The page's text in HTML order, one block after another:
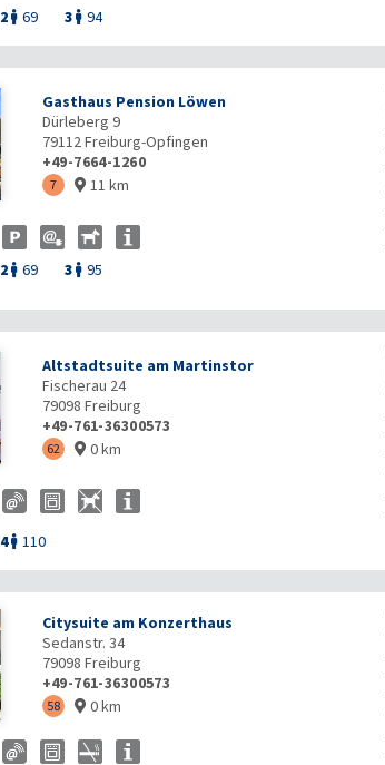
2  69 3  94
Gasthaus Pension Löwen
Dürleberg 9
79112Freiburg-Opfingen
+49-7664-1260
7  11 km
2  69 3  95
Altstadtsuite am Martinstor
Fischerau 24
79098 Freiburg
+49-761-36300573
62  0 km
4 110
Citysuite am Konzerthaus
Sedanstr. 34
79098 Freiburg
+49-761-36300573
58  0 km